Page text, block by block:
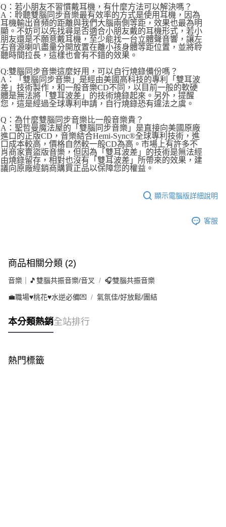
Q：若小朋友不習慣戴耳機，有什麼方法可以解決嗎？
A：聆聽雙腦同步音樂最有效率的方式是使用耳機，因為
耳機輸出音頻的距離與我們大腦兩側等距，效果也最為明
顯。不妨可以先找尋是否適合小朋友戴的耳機形式，若小
朋友還是不願意戴耳機，至少能找一台立體聲音響，讓左
右音源喇叭盡量分開放置在離小孩身體等距位置，並將聆
聽時間拉長，這樣也會有不錯的效果。
Q:雙腦同步音樂這麼好用，可以自行燒錄備份嗎？
A：「雙腦同步音樂」是經由美國高科技的專利「雙耳波
差」技術製作，和一般音樂CD不同，以目前一般的軟硬
體是無法將「雙耳波差」的技術燒錄起來。另外，提醒
您，這是經過全球專利申請，自行燒錄恐有違法之虞。
Q：為什麼雙腦同步音樂比一般音樂貴？
A：聖哲曼魔法屋的「雙腦同步音樂」是直接向美國原廠
進口的正版CD，音樂結合Hemi-Sync®全球專利技術，進
口成本較高，價格自然較一般CD為高。市場上有許多不
肖商家賣盜版音樂，但因為「雙耳波差」的技術是無法經
由燒錄留存，相對也沒有「雙耳波差」所帶來的效果，建
議向原廠經銷商購買正品以保障您的權益。
顯示電腦版詳細說明
客服
商品相關分類 (2)
音樂｜🎵雙腦共振音樂/音叉 🎧雙腦共振音樂
💼職場♥桃花♥水逆必備💌 氣氛佳/好放鬆/團結
本分類熱銷全站排行
熱門標籤